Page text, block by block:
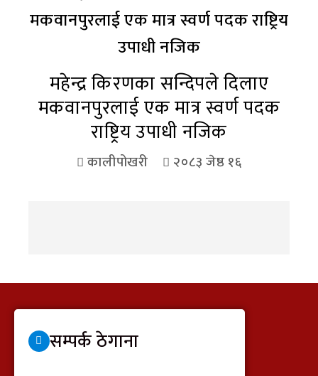
महेन्द्र किरणका सन्दिपले दिलाए
मकवानपुरलाई एक मात्र स्वर्ण पदक
राष्ट्रिय उपाधी नजिक
कालीपोखरी २०८३ जेष्ठ १६
सम्पर्क ठेगाना